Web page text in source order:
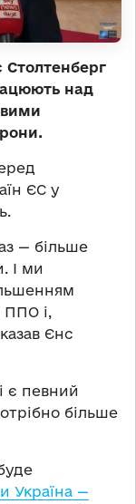
над
ЄС у
— більше
І ми
ППО і,
Єнс
є певний
більше
Україна —